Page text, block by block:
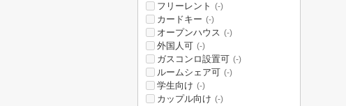
フリーレント (-)
カードキー (-)
オープンハウス (-)
外国人可 (-)
ガスコンロ設置可 (-)
ルームシェア可 (-)
学生向け (-)
カップル向け (-)